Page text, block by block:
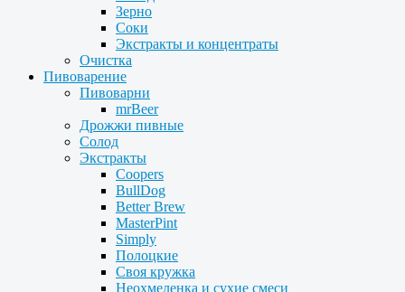
Зерно
Соки
Экстракты и концентраты
Очистка
Пивоварение
Пивоварни
mrBeer
Дрожжи пивные
Солод
Экстракты
Coopers
BullDog
Better Brew
MasterPint
Simply
Полоцкие
Своя кружка
Неохмеленка и сухие смеси